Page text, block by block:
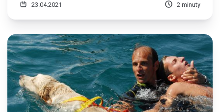
23.04.2021 2 minuty